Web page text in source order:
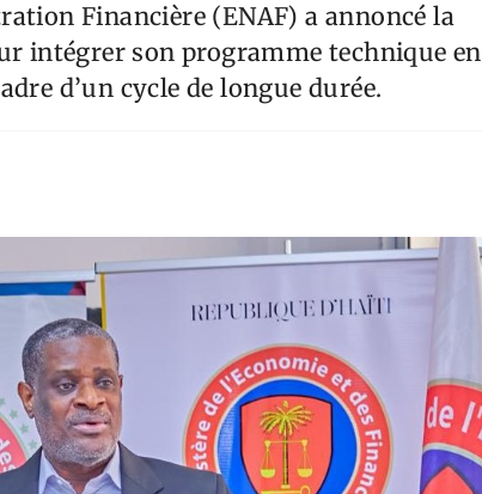
Financière (ENAF) a annoncé la
intégrer son programme technique en
d’un cycle de longue durée.